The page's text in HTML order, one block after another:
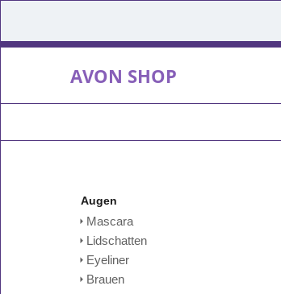
AVON SHOP
Augen
Mascara
Lidschatten
Eyeliner
Brauen